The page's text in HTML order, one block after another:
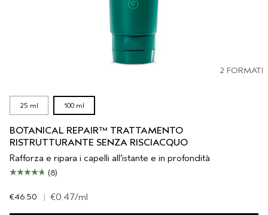
2 FORMATI
25 ml 100 ml
BOTANICAL REPAIR™ TRATTAMENTO
RISTRUTTURANTE SENZA RISCIACQUO
Rafforza e ripara i capelli all’istante e in profondità
(8)
€46.50 | €0.47/ml